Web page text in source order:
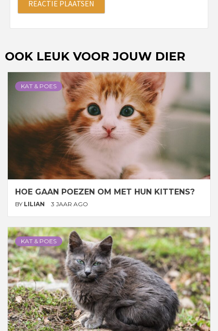
OOK LEUK VOOR JOUW DIER
KAT & POES
HOE GAAN POEZEN OM MET HUN KITTENS?
BY LILIAN 3 JAAR AGO
KAT & POES